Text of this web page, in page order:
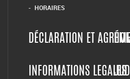
HORAIRES
DÉCLARATION ET
INFORMATIONS LEGALES